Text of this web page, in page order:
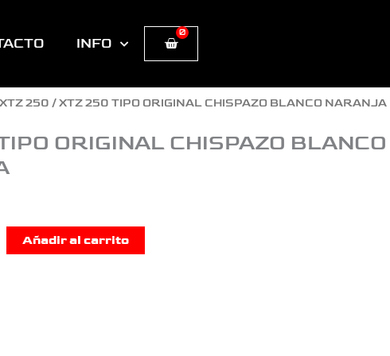
INFO
0
Cart
XTZ 250 / XTZ 250 TIPO ORIGINAL CHISPAZO BLANCO NARANJA
ORIGINAL CHISPAZO BLANCO
Añadir al carrito